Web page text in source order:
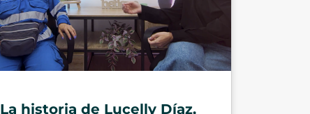
La historia de Lucelly Díaz,